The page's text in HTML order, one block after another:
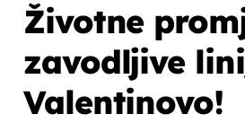
Životne
zavodljive
Valentinovo!